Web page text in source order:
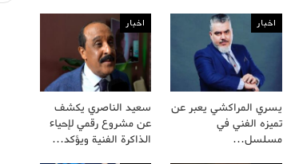
اخبار
يسري المراكشي يعبر عن
تميزه الفني في
مسلسل…
اخبار
سعيد الناصري يكشف
عن مشروع رقمي لإحياء
الذاكرة الفنية ويؤكد…